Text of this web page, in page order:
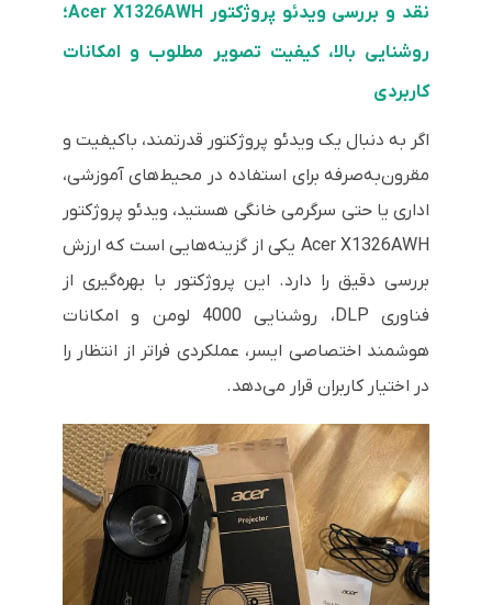
نقد و بررسی ویدئو پروژکتور Acer X1326AWH؛
روشنایی بالا، کیفیت تصویر مطلوب و امکانات
کاربردی
اگر به دنبال یک ویدئو پروژکتور قدرتمند، باکیفیت و
مقرون‌به‌صرفه برای استفاده در محیط‌های آموزشی،
اداری یا حتی سرگرمی خانگی هستید، ویدئو پروژکتور
Acer X1326AWH یکی از گزینه‌هایی است که ارزش
بررسی دقیق را دارد. این پروژکتور با بهره‌گیری از
فناوری DLP، روشنایی 4000 لومن و امکانات
هوشمند اختصاصی ایسر، عملکردی فراتر از انتظار را
در اختیار کاربران قرار می‌دهد.